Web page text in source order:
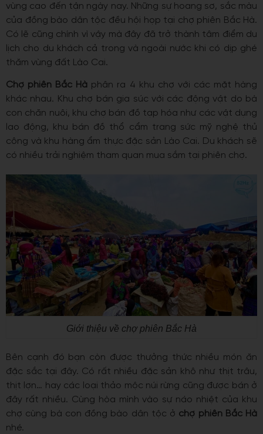
vùng cao đến tận ngày nay. Những sự hoang sơ, sắc màu
của đồng bào dân tộc đều hội họp tại chợ phiên Bắc Hà.
Có lẽ cũng chính vì vậy mà đây đã trở thành tâm điểm du
lịch cho du khách cả trong và ngoài nước khi có dịp ghé
thăm vùng đất Lào Cai.
Chợ phiên Bắc Hà phân ra 4 khu chợ với các mặt hàng
khác nhau. Khu chợ bán gia súc với các động vật do bà
con chăn nuôi, khu chợ bán đồ tạp hóa như các vật dụng
lao động, khu bán đồ thổ cẩm trang sức mỹ nghệ thủ
công và khu hàng ẩm thực đặc sản Lào Cai. Du khách sẽ
có nhiều trải nghiệm tham quan mua sắm tại phiên chợ.
Giới thiệu về chợ phiên Bắc Hà
Bên cạnh đó bạn còn được thưởng thức nhiều món ăn
đặc sắc tại đây. Có rất nhiều đặc sản khô như thịt trâu,
thịt lợn… hay các loại thảo mộc núi rừng cũng được bán ở
đây rất nhiều. Cùng hòa mình vào sự náo nhiệt của khu
chợ cùng bà con đồng bào dân tộc ở chợ phiên Bắc Hà
nhé.